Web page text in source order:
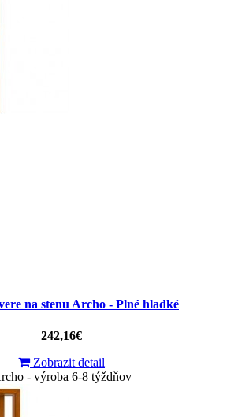
na stenu Archo - Plné hladké
242,16€
Zobrazit detail
- výroba 6-8 týždňov